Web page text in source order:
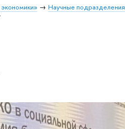
Научные подразделения